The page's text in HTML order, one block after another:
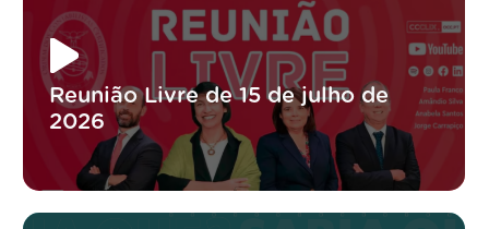
Reunião Livre de 15 de julho de
2026